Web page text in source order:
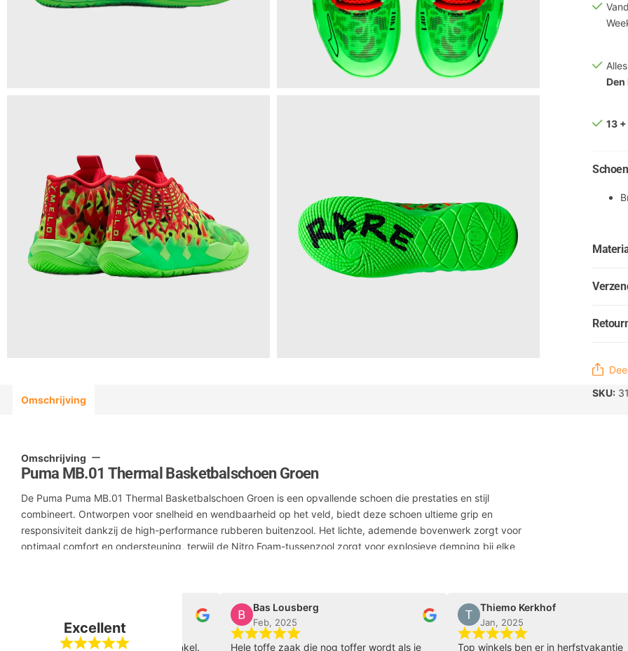
Omschrijving
Omschrijving
Puma MB.01 Thermal Basketbalschoen Groen
De Puma Puma MB.01 Thermal Basketbalschoen Groen is een opvallende schoen die prestaties en stijl
combineert. Ontworpen voor snelheid en wendbaarheid op het veld, biedt deze schoen ultieme grip en
responsiviteit dankzij de high-performance rubberen buitenzool. Het lichte, ademende bovenwerk zorgt voor
optimaal comfort en ondersteuning, terwijl de Nitro Foam-tussenzool zorgt voor explosieve demping bij elke
Den
13
SKU:
Excellent
gespecialiseerde sportwinkel.
Bas Lousberg
Feb, 2025
Hele toffe zaak die nog toffer wordt als je
Thiemo Kerkhof
Jan, 2025
Top winkels ben er in herfstvakantie